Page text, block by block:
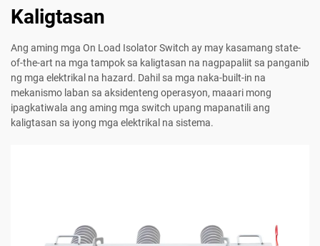
Kaligtasan
Ang aming mga On Load Isolator Switch ay may kasamang state-
of-the-art na mga tampok sa kaligtasan na nagpapaliit sa panganib
ng mga elektrikal na hazard. Dahil sa mga naka-built-in na
mekanismo laban sa aksidenteng operasyon, maaari mong
ipagkatiwala ang aming mga switch upang mapanatili ang
kaligtasan sa iyong mga elektrikal na sistema.